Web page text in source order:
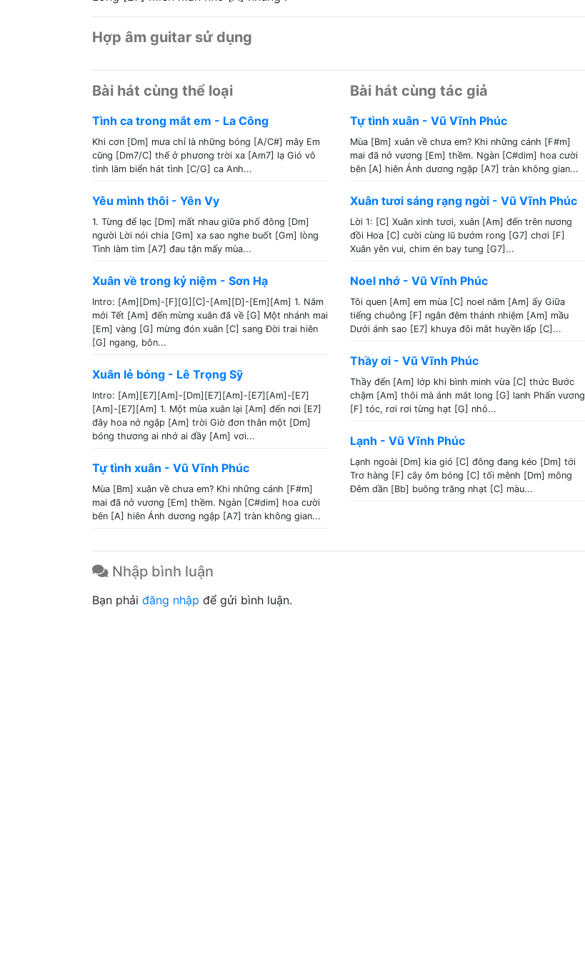
Hợp âm guitar sử dụng
Bài hát cùng thể loại
Tình ca trong mắt em - La Công
Khi cơn [Dm] mưa chỉ là những bóng [A/C#] mây Em
cũng [Dm7/C] thế ở phương trời xa [Am7] lạ Gió vô
tình làm biển hát tình [C/G] ca Anh...
Yêu mình thôi - Yên Vy
1. Từng để lạc [Dm] mất nhau giữa phố đông [Dm]
người Lời nói chia [Gm] xa sao nghe buốt [Gm] lòng
Tình làm tim [A7] đau tận mấy mùa...
Xuân về trong kỷ niệm - Sơn Hạ
Intro: [Am][Dm]-[F][G][C]-[Am][D]-[Em][Am] 1. Năm
mới Tết [Am] đến mừng xuân đã về [G] Một nhánh mai
[Em] vàng [G] mừng đón xuân [C] sang Đời trai hiên
[G] ngang, bôn...
Xuân lẻ bóng - Lê Trọng Sỹ
Intro: [Am][E7][Am]-[Dm][E7][Am]-[E7][Am]-[E7]
[Am]-[E7][Am] 1. Một mùa xuân lại [Am] đến nơi [E7]
đây hoa nở ngập [Am] trời Giờ đơn thân một [Dm]
bóng thương ai nhớ ai đầy [Am] vơi...
Tự tình xuân - Vũ Vĩnh Phúc
Mùa [Bm] xuân về chưa em? Khi những cánh [F#m]
mai đã nở vương [Em] thềm. Ngàn [C#dim] hoa cười
bên [A] hiên Ánh dương ngập [A7] tràn không gian...
Bài hát cùng tác giả
Tự tình xuân - Vũ Vĩnh Phúc
Mùa [Bm] xuân về chưa em? Khi những cánh [F#m]
mai đã nở vương [Em] thềm. Ngàn [C#dim] hoa cười
bên [A] hiên Ánh dương ngập [A7] tràn không gian...
Xuân tươi sáng rạng ngời - Vũ Vĩnh Phúc
Lời 1: [C] Xuân xinh tươi, xuân [Am] đến trên nương
đồi Hoa [C] cười cùng lũ bướm rong [G7] chơi [F]
Xuân yên vui, chim én bay tung [G7]...
Noel nhớ - Vũ Vĩnh Phúc
Tôi quen [Am] em mùa [C] noel năm [Am] ấy Giữa
tiếng chuông [F] ngân đêm thánh nhiệm [Am] mầu
Dưới ánh sao [E7] khuya đôi mắt huyền lấp [C]...
Thầy ơi - Vũ Vĩnh Phúc
Thầy đến [Am] lớp khi bình minh vừa [C] thức Bước
chậm [Am] thôi mà ánh mắt long [G] lanh Phấn vương
[F] tóc, rơi rơi từng hạt [G] nhỏ...
Lạnh - Vũ Vĩnh Phúc
Lạnh ngoài [Dm] kia gió [C] đông đang kéo [Dm] tới
Trơ hàng [F] cây ôm bóng [C] tối mênh [Dm] mông
Đêm dần [Bb] buông trăng nhạt [C] màu...
Nhập bình luận
Bạn phải đăng nhập để gửi bình luận.